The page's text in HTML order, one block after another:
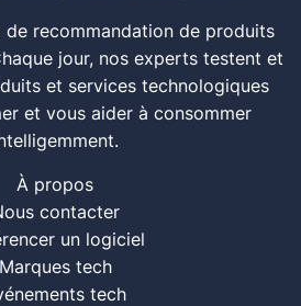
de recommandation de produits
jour, nos experts testent et
et services technologiques
et vous aider à consommer
À propos
contacter
un logiciel
Marques tech
tech